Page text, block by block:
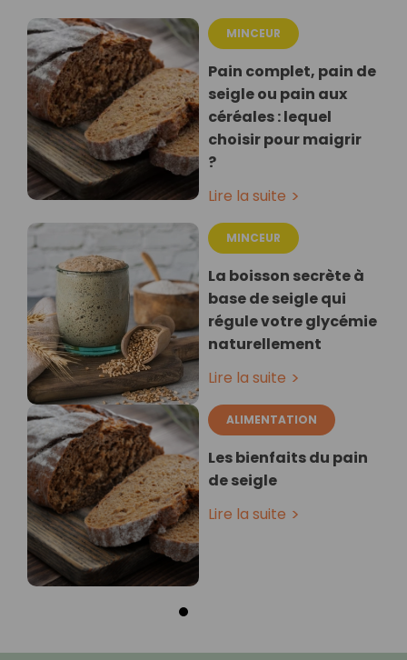
MINCEUR
Pain complet, pain de
seigle ou pain aux
céréales : lequel
choisir pour maigrir
?
Lire la suite
MINCEUR
La boisson secrète à
base de seigle qui
régule votre glycémie
naturellement
Lire la suite
ALIMENTATION
Les bienfaits du pain
de seigle
Lire la suite